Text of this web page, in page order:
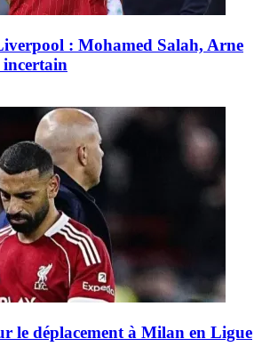
: Mohamed Salah, Arne
le déplacement à Milan en Ligue